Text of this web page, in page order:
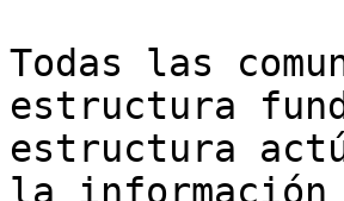
Todas las
estructura
estructura
la información